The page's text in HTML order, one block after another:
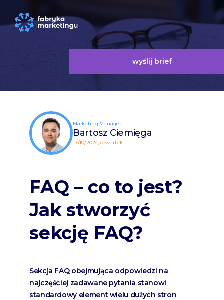
wyślij brief
Marketing Manager
Bartosz Ciemięga
17/10/2024, czwartek
FAQ – co to jest?
Jak stworzyć
sekcję FAQ?
Sekcja FAQ obejmująca odpowiedzi na
najczęściej zadawane pytania stanowi
standardowy element wielu dużych stron